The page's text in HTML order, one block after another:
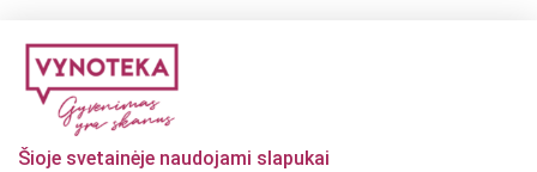
Šioje svetainėje naudojami slapukai